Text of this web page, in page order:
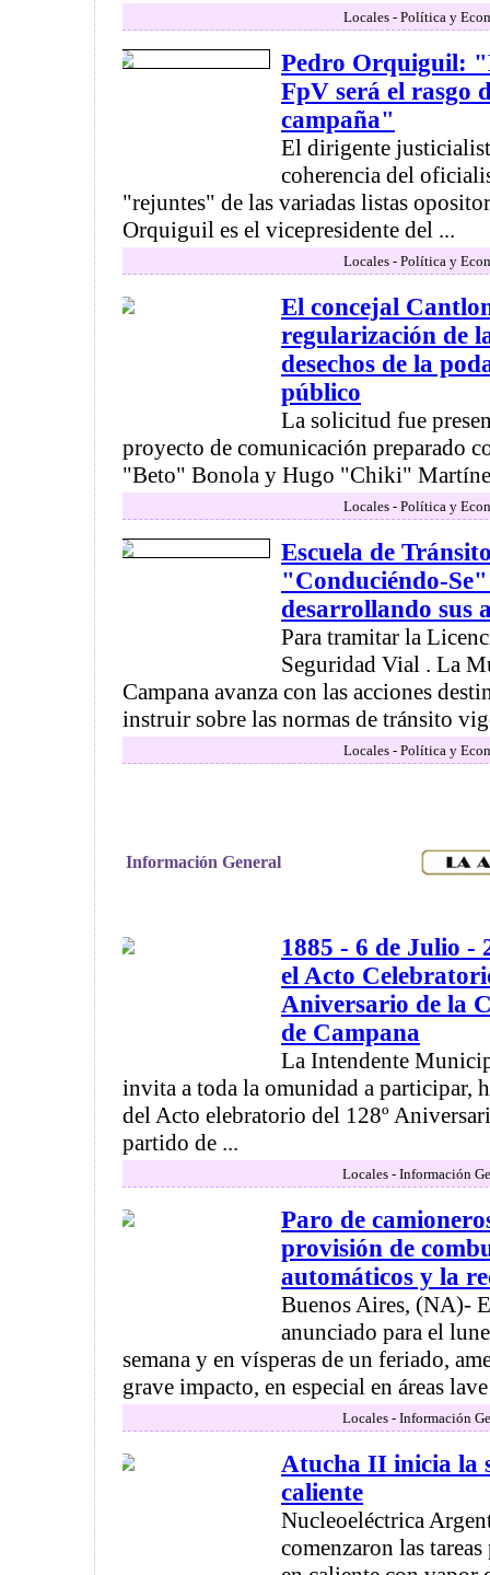
Locales - Política y
Pedro Orquiguil:
FpV será el rasgo
campaña"
El dirigente
coherencia del
"rejuntes" de las variadas listas
Orquiguil es el vicepresidente del ...
Locales - Política y
El concejal
regularización de
desechos de la
público
La solicitud fue
proyecto de comunicación preparado
"Beto" Bonola y Hugo "Chiki"
Locales - Política y
Escuela de
"Conduciéndo-
desarrollando sus
Para tramitar la
Seguridad Vial . La
Campana avanza con las acciones
instruir sobre las normas de tránsito
Locales - Política y
Información General
1885 - 6 de Julio -
el Acto
Aniversario de la
de Campana
La Intendente
invita a toda la omunidad a participar,
del Acto elebratorio del 128º
partido de ...
Locales - Información
Paro de
provisión de
automáticos y la
Buenos Aires, (NA)-
anunciado para el
semana y en vísperas de un feriado,
grave impacto, en especial en áreas
Locales - Información
Atucha II inicia la
caliente
Nucleoeléctrica
comenzaron las